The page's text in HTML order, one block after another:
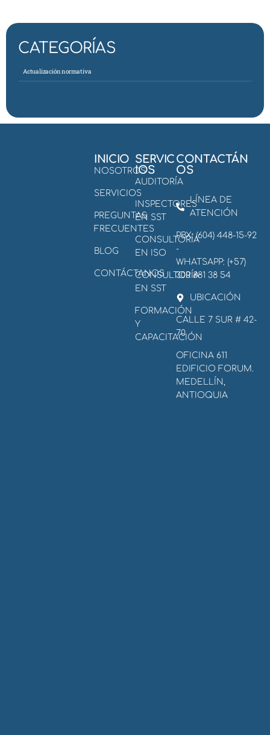
CATEGORÍAS
Actualización normativa
INICIO
NOSOTROS
SERVICIOS
PREGUNTAS
FRECUENTES
BLOG
CONTÁCTANOS
SERVIC
IOS
AUDITORÍA
INSPECTORES
EN SST
CONSULTORÍA
EN ISO
CONSULTORÍA
EN SST
FORMACIÓN
Y
CAPACITACIÓN
CONTACTÁN
OS
LÍNEA DE
ATENCIÓN
PBX: (604) 448-15-92
-
WHATSAPP: (+57)
300 881 38 54
UBICACIÓN
CALLE 7 SUR # 42-
70
OFICINA 611
EDIFICIO FORUM.
MEDELLÍN,
ANTIOQUIA